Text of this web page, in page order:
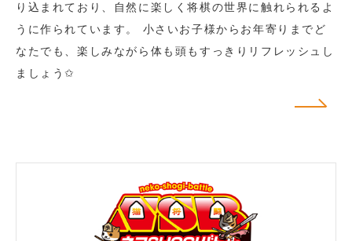
り込まれており、自然に楽しく将棋の世界に触れられるよ
うに作られています。 小さいお子様からお年寄りまでど
なたでも、楽しみながら体も頭もすっきりリフレッシュし
ましょう✩